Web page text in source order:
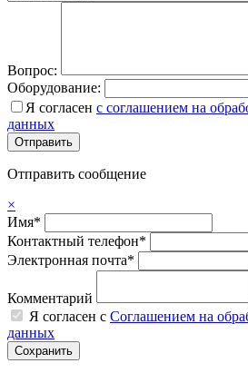
Вопрос:
Оборудование:
Я согласен с соглашением на
данных
Отправить сообщение
×
Имя*
Контактный телефон*
Электронная почта*
Комментарий
Я согласен с Соглашением на
данных